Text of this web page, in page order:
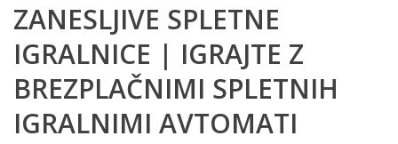
ZANESLJIVE SPLETNE
IGRALNICE | IGRAJTE Z
BREZPLAČNIMI SPLETNIH
IGRALNIMI AVTOMATI